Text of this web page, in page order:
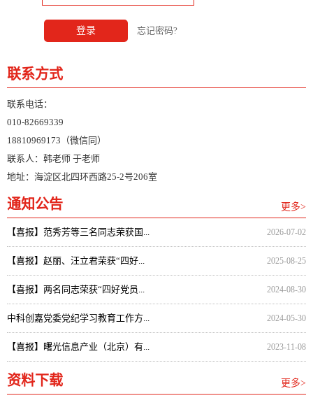
登录 忘记密码?
联系方式
联系电话：
010-82669339
18810969173（微信同）
联系人：韩老师 于老师
地址：海淀区北四环西路25-2号206室
通知公告 更多>
【喜报】范秀芳等三名同志荣获国... 2026-07-02
【喜报】赵丽、汪立君荣获“四好... 2025-08-25
【喜报】两名同志荣获“四好党员... 2024-08-30
中科创嘉党委党纪学习教育工作方... 2024-05-30
【喜报】曙光信息产业（北京）有... 2023-11-08
资料下载 更多>